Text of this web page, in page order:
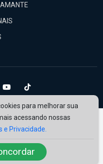
para melhorar sua
acessando nossas
e Privacidade.
Soluções